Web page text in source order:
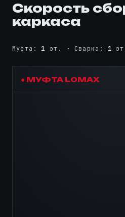
Скорость
каркаса
Муфта: 2 эт. · Сварка: 1
● МУФТА LOMAX